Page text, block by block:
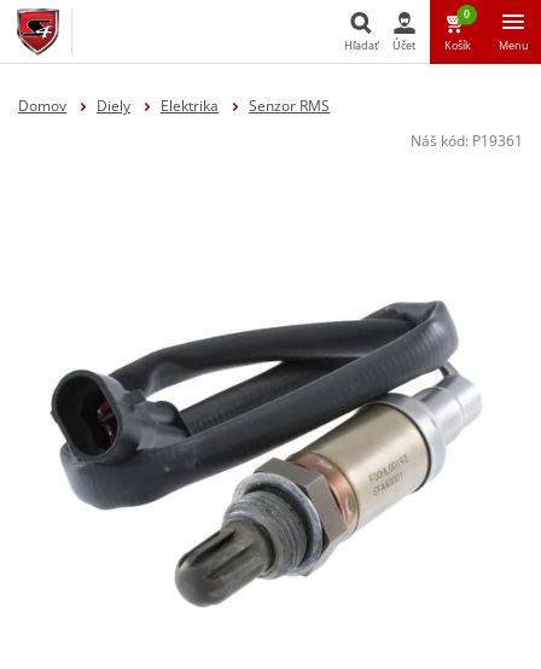
Hľadať Účet
0
Košík Menu
Domov Diely Elektrika
Senzor RMS
Náš kód: P19361